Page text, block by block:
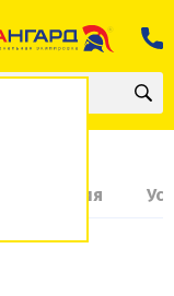
Гарантия